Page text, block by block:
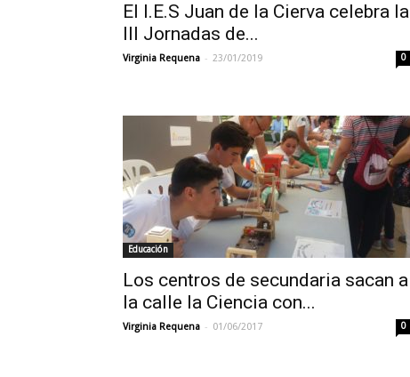
El I.E.S Juan de la Cierva celebra la
III Jornadas de...
Virginia Requena - 23/01/2019 0
Educación
Los centros de secundaria sacan a
la calle la Ciencia con...
Virginia Requena - 01/06/2017 0